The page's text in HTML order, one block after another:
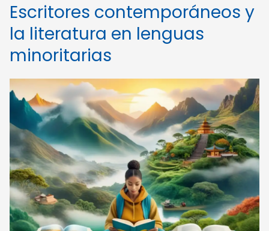
Escritores contemporáneos y
la literatura en lenguas
minoritarias